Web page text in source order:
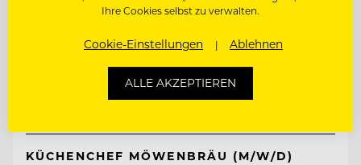
KÜCHENCHEF MÖWENBRÄU (M/W/D)
Ihre Cookies selbst zu verwalten.
Cookie-Einstellungen Ablehnen
ALLE AKZEPTIEREN